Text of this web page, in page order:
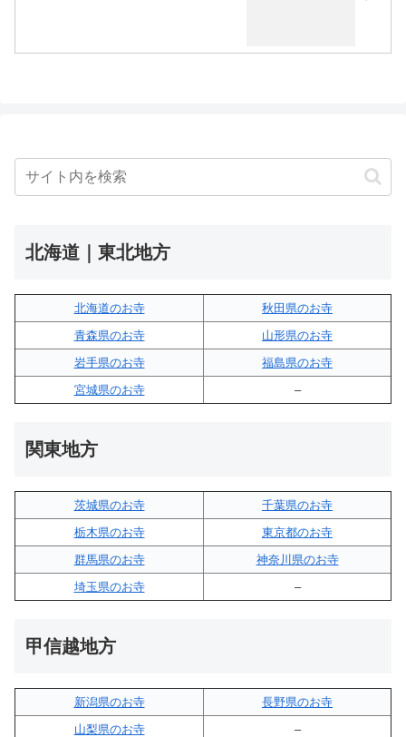
北海道｜東北地方
北海道のお寺
秋田県のお寺
青森県のお寺
山形県のお寺
岩手県のお寺
福島県のお寺
宮城県のお寺
–
関東地方
茨城県のお寺
千葉県のお寺
栃木県のお寺
東京都のお寺
群馬県のお寺
神奈川県のお寺
埼玉県のお寺
–
甲信越地方
新潟県のお寺
長野県のお寺
山梨県のお寺
–